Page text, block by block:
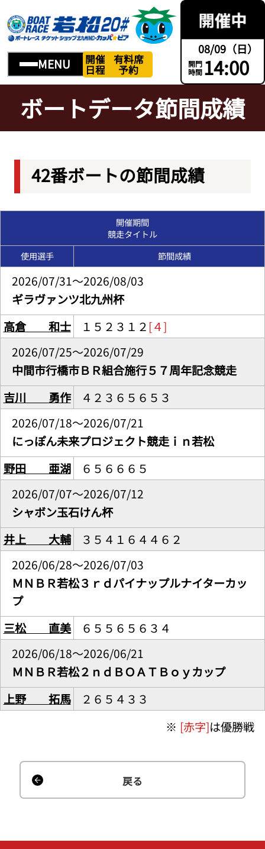
MENU 開催
日程
有料席
予約
08/09（日）
開門
時間 14:00
ボートデータ節間成績
42番ボートの節間成績
開催期間
競走タイトル
使用選手
節間成績
2026/07/31～2026/08/03
ギラヴァンツ北九州杯
高倉 和士
１５２３１２ [４]
2026/07/25～2026/07/29
中間市行橋市ＢＲ組合施行５７周年記念競走
吉川 勇作
４２３６５６５３
2026/07/18～2026/07/21
にっぽん未来プロジェクト競走ｉｎ若松
野田 亜湖
６５６６６５
2026/07/07～2026/07/12
シャボン玉石けん杯
井上 大輔
３５４１６４４６２
2026/06/28～2026/07/03
ＭＮＢＲ若松３ｒｄパイナップルナイターカッ
プ
三松 直美
６５５６５６３４
2026/06/18～2026/06/21
ＭＮＢＲ若松２ｎｄＢＯＡＴＢｏｙカップ
上野 拓馬
２６５４３３
※ [赤字]は優勝戦
戻る